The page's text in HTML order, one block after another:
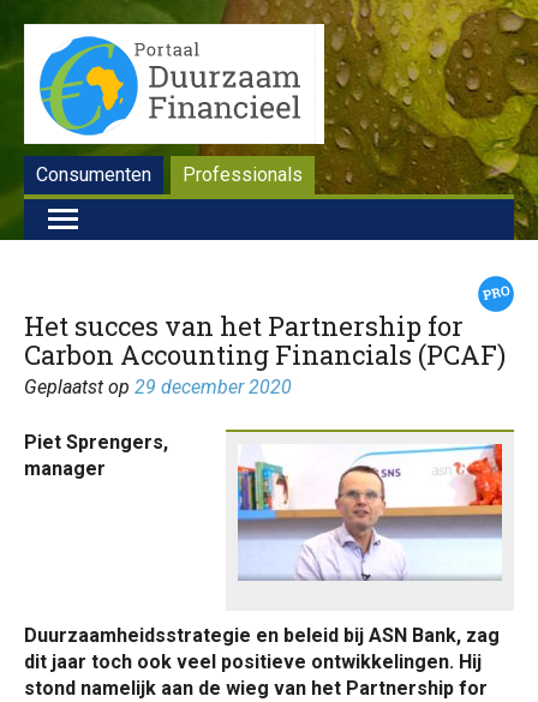
Consumenten Professionals
Het succes van het Partnership for
Carbon Accounting Financials (PCAF)
Geplaatst op 29 december 2020
Piet Sprengers,
manager
Duurzaamheidsstrategie en beleid bij ASN Bank, zag
dit jaar toch ook veel positieve ontwikkelingen. Hij
stond namelijk aan de wieg van het Partnership for